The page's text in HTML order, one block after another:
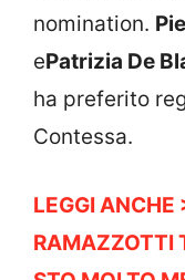
nomination.
ePatrizia De
ha preferito
Contessa.
LEGGI ANCHE
RAMAZZOTTI